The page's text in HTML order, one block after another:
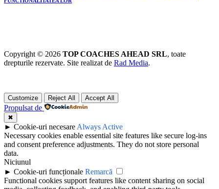
Copyright © 2026 TOP COACHES AHEAD SRL, toate
drepturile rezervate. Site realizat de Rad Media.
Customize Reject All Accept All
Propulsat de
✖
► Cookie-uri necesare Always Active
Necessary cookies enable essential site features like secure log-ins
and consent preference adjustments. They do not store personal
data.
Niciunul
► Cookie-uri funcționale Remarcă
Functional cookies support features like content sharing on social